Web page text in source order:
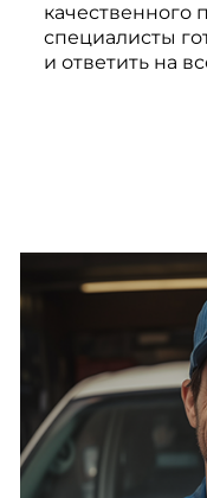
качественного
специалисты
и ответить на